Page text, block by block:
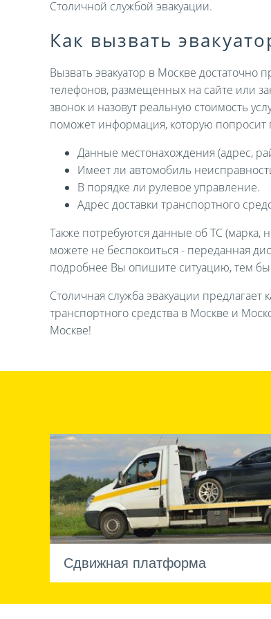
Столичной службой эвакуации.
Как вызвать
Вызвать эвакуатор в Москве достаточно
телефонов, размещенных на сайте или
звонок и назовут реальную стоимость
поможет информация, которую попросит
Данные местонахождения (адрес,
Имеет ли автомобиль
В порядке ли рулевое управление.
Адрес доставки транспортного
Также потребуются данные об ТС
можете не беспокоиться - переданная
подробнее Вы опишите ситуацию, тем
Столичная служба эвакуации
транспортного средства в Москве и
Москве!
Сдвижная платформа